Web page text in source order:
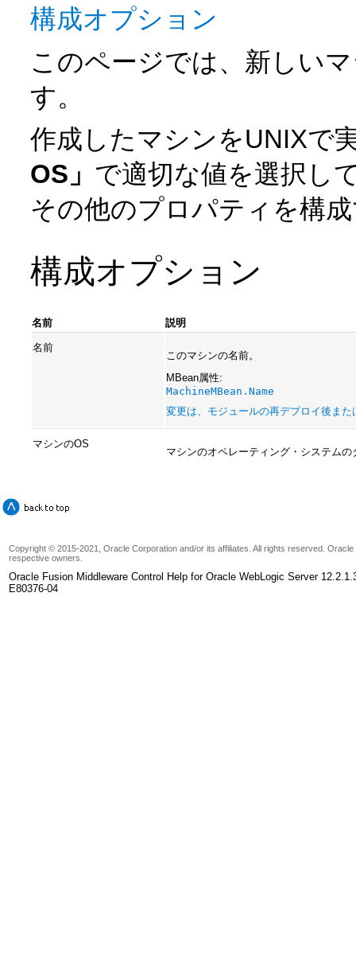
構成オプション
このページでは、新しい
す。
作成したマシンをUNIXで
OS」 で適切な値を選択し
その他のプロパティを構
構成オプション
名前 説明
名前
このマシンの名前。
MBean属性:
MachineMBean.Name
変更は、モジュールの再デプロイ後ま
マシンのOS
マシンのオペレーティング・システムの
Copyright © 2015-2021, Oracle Corporation and/or its affiliates. All rights reserved.
respective owners.
Oracle Fusion Middleware Control Help for Oracle WebLogic Server
E80376-04